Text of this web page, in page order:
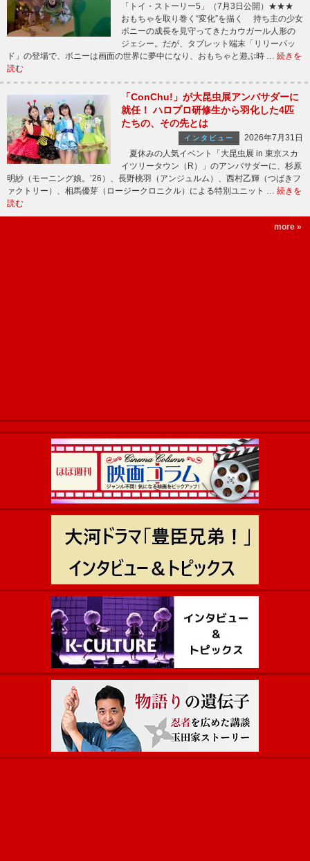
「トイ・ストーリー5」（7月3日公開）★★★
おもちゃを取り巻く“変化”を描く 持ち主の少女
ボニーの成長を見守ってきたカウガール人形の
ジェシー。だが、タブレット端末「リリーパッ
ド」の登場で、ボニーは画面の世界に夢中になり、おもちゃと遊ぶ時 … 続きを
読む
「ConChu!」が大昆虫展アンバサダーに
就任！ ハロプロ研修生から羽化した4匹
たちの、その先とは
インタビュー
2026年7月31日
夏休みの人気イベント「大昆虫展 in 東京スカ
イツリータウン（R）」のアンバサダーに、杉原
明紗（モーニング娘。’26）、長野桃羽（アンジュルム）、西村乙輝（つばきフ
ァクトリー）、相馬優芽（ロージークロニクル）による特別ユニット … 続きを
読む
more »